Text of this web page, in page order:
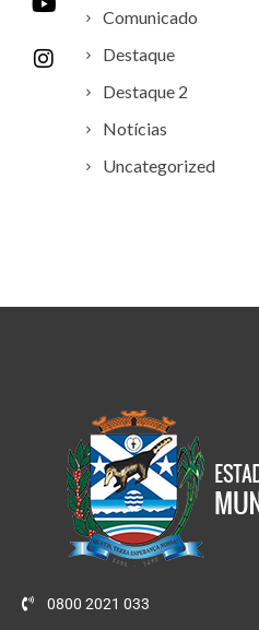
Comunicado
Destaque
Destaque 2
Notícias
Uncategorized
0800 2021 033